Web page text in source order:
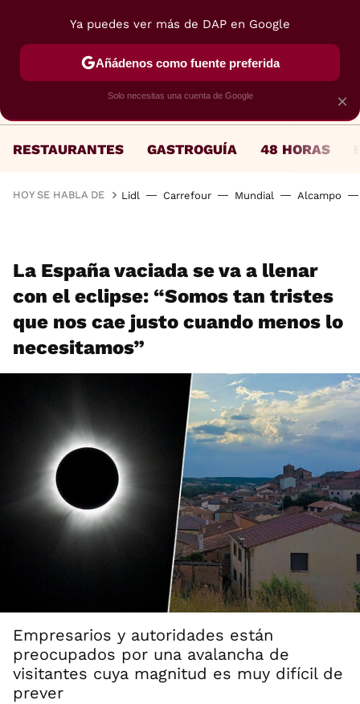
RESTAURANTES GASTROGUÍA 48 HORAS
HOY SE HABLA DE Lidl Carrefour Mundial Alcampo
La España vaciada se va a llenar
con el eclipse: “Somos tan tristes
que nos cae justo cuando menos lo
necesitamos”
Empresarios y autoridades están
preocupados por una avalancha de
visitantes cuya magnitud es muy difícil de
prever
×
Ya puedes ver más de DAP en Google
Añádenos como fuente preferida
Solo necesitas una cuenta de Google